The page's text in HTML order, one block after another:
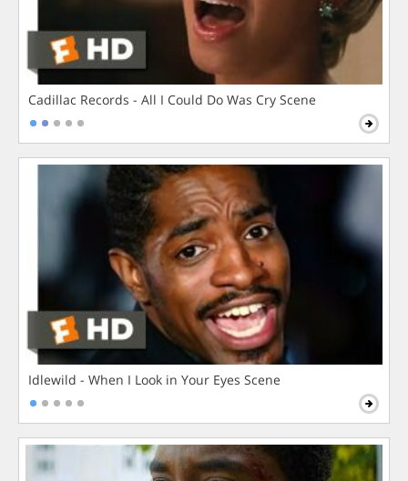
Cadillac Records - All I Could Do Was Cry Scene
Idlewild - When I Look in Your Eyes Scene